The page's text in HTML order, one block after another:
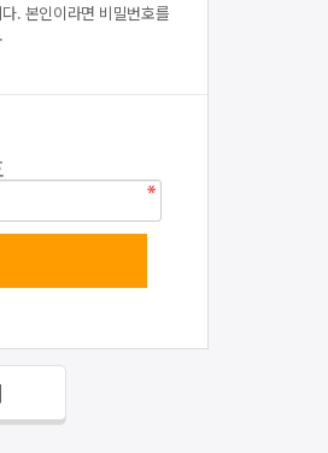
. 본인이라면 비밀번호를